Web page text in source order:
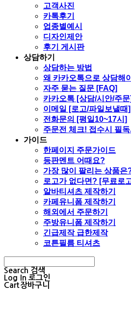
고객사진
카톡후기
업종별예시
디자인제안
후기 게시판
상담하기
상담하는 방법
왜 카카오톡으로 상담해
자주 묻는 질문 [FAQ]
카카오톡 [상담/시안/주문]
이메일 [로고/파일보낼때]
전화문의 [평일10~17시]
주문전 체크! 접수시 필
가이드
한페이지 주문가이드
등판멘트 어때요?
가장 많이 팔리는 상품은
로고가 없다면? [무료로
알바티셔츠 제작하기
카페유니폼 제작하기
해외에서 주문하기
주방유니폼 제작하기
긴급제작 급한제작
코튼필름 티셔츠
Search 검색
Log In 로그인
Cart장바구니